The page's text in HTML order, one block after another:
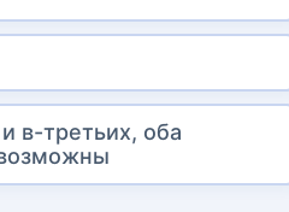
в-третьих, оба